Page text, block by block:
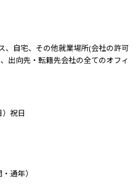
、自宅、その他就業場所(会社の許可
出向先・転籍先会社の全てのオフィ
）祝日
通年）